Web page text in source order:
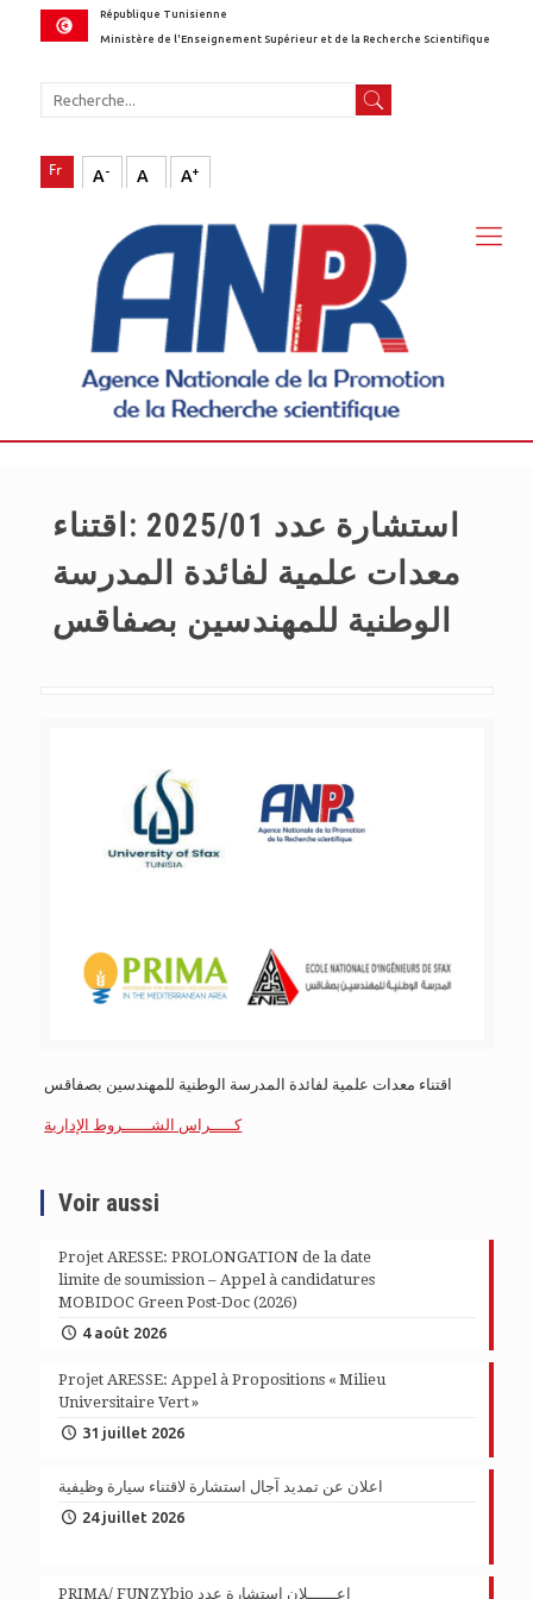
République Tunisienne
Ministère de l'Enseignement Supérieur et de la Recherche Scientifique
A- A A+
استشارة عدد 2025/01 :اقتناء
معدات علمية لفائدة المدرسة
الوطنية للمهندسين بصفاقس
اقتناء معدات علمية لفائدة المدرسة الوطنية للمهندسين بصفاقس
كـــــراس الشــــــروط الإدارية
Voir aussi
Projet ARESSE: PROLONGATION de la date
limite de soumission – Appel à candidatures
MOBIDOC Green Post-Doc (2026)
4 août 2026
Projet ARESSE: Appel à Propositions « Milieu
Universitaire Vert »
31 juillet 2026
اعلان عن تمديد آجال استشارة لاقتناء سيارة وظيفية
24 juillet 2026
PRIMA/ FUNZYbio إعــــــلان استشارة عدد